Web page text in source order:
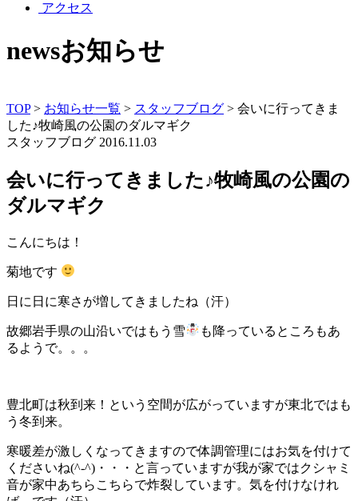
アクセス
newsお知らせ
TOP> お知らせ一覧 > スタッフブログ > 会いに行ってきま
した♪牧崎風の公園のダルマギク
スタッフブログ 2016.11.03
会いに行ってきました♪牧崎風の公園の
ダルマギク
こんにちは！
菊地です
日に日に寒さが増してきましたね（汗）
故郷岩手県の山沿いではもう雪
も降っているところもあ
るようで。。。
豊北町は秋到来！という空間が広がっていますが東北ではも
う冬到来。
寒暖差が激しくなってきますので体調管理にはお気を付けて
くださいね(^-^)・・・と言っていますが我が家ではクシャミ
音が家中あちらこちらで炸裂しています。気を付けなけれ